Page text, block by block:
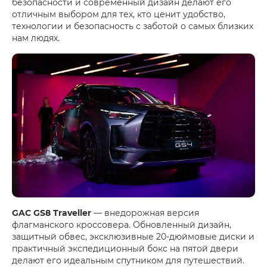
отличным выбором для тех, кто ценит удобство,
технологии и безопасность с заботой о самых близких
нам людях.
GAC GS8 Traveller — внедорожная версия
флагманского кроссовера. Обновленный дизайн,
защитный обвес, эксклюзивные 20-дюймовые диски и
практичный экспедиционный бокс на пятой двери
делают его идеальным спутником для путешествий.